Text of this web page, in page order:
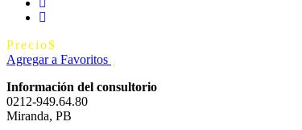
Precio$
Agregar a Favoritos
Información del consultorio
0212-949.64.80
Miranda, PB